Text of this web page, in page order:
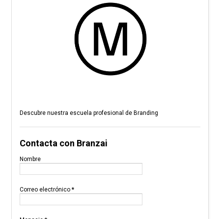
Descubre nuestra escuela profesional de Branding
Contacta con Branzai
Nombre
Correo electrónico *